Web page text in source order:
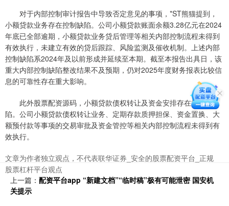
对于内部控制审计报告中导致否定意见的事项，*ST熊猫提到，
小额贷款业务存在控制缺陷。公司小额贷款账面余额3.28亿元在2024
年底已全部逾期，小额贷款业务贷后管理等相关内部控制流程未得到
有效执行，未建立有效的贷后跟踪、风险监测及催收机制。上述内部
控制缺陷系2024年及以前形成并延续至本期。截至本报告出具日，该
重大内部控制缺陷整改结果不及预期，仍对2025年度财务报表比较信
息的可靠性存在重大影响。
此外股票配资源码，小额贷款债权转让及资金安排存在控制缺
陷。公司小额贷款债权转让业务、定期存款质押担保、资金置换、大
额预付款等事项的交易审批及资金管控等相关内部控制流程未得到有
效执行。
文章为作者独立观点，不代表联华证券_安全的股票配资平台_正规
股票杠杆平台观点
上一篇： 配资平台app “新建文档”“临时稿”极有可能泄密 国安机
关提示